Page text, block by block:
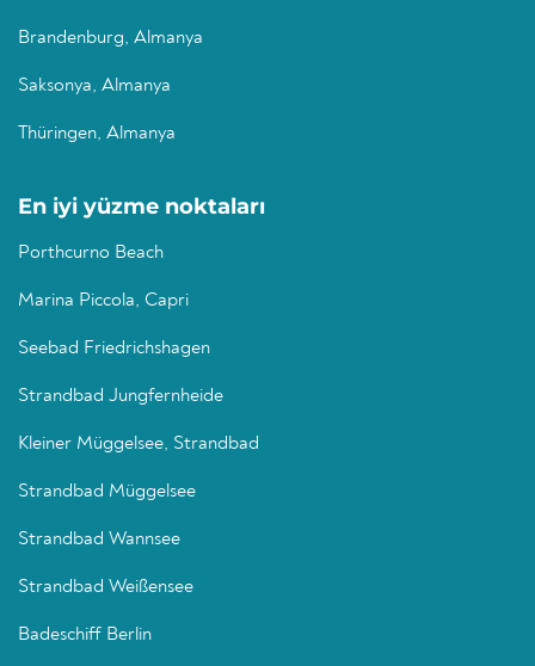
Brandenburg, Almanya
Saksonya, Almanya
Thüringen, Almanya
En iyi yüzme noktaları
Porthcurno Beach
Marina Piccola, Capri
Seebad Friedrichshagen
Strandbad Jungfernheide
Kleiner Müggelsee, Strandbad
Strandbad Müggelsee
Strandbad Wannsee
Strandbad Weißensee
Badeschiff Berlin